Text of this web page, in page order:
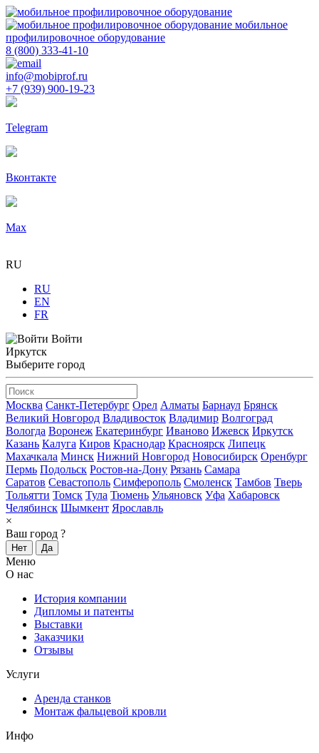
мобильное
профилировочное оборудование
8 (800) 333-41-10
info@mobiprof.ru
+7 (939) 900-19-23
Telegram
Вконтакте
Max
RU
RU
EN
FR
Войти
Иркутск
Выберите город
Москва Санкт-Петербург Орел Алматы Барнаул Брянск
Великий Новгород Владивосток Владимир Волгоград
Вологда Воронеж Екатеринбург Иваново Ижевск Иркутск
Казань Калуга Киров Краснодар Красноярск Липецк
Махачкала Минск Нижний Новгород Новосибирск Оренбург
Пермь Подольск Ростов-на-Дону Рязань Самара
Саратов Севастополь Симферополь Смоленск Тамбов Тверь
Тольятти Томск Тула Тюмень Ульяновск Уфа Хабаровск
Челябинск Шымкент Ярославль
×
Ваш город ?
Нет Да
Меню
О нас
История компании
Дипломы и патенты
Выставки
Заказчики
Отзывы
Услуги
Аренда станков
Монтаж фальцевой кровли
Инфо